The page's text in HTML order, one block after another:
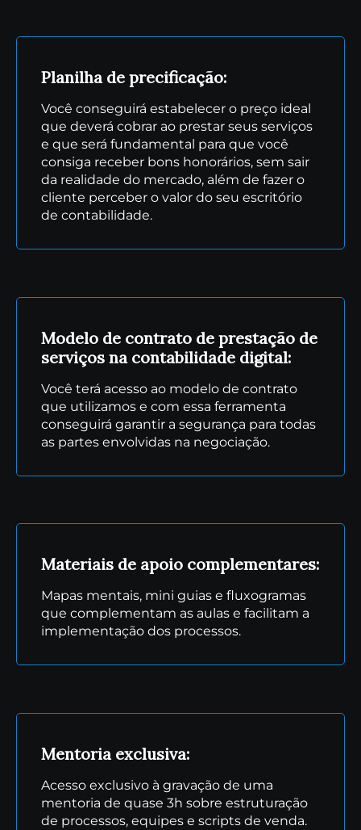
Planilha de precificação:
Você conseguirá estabelecer o preço ideal
que deverá cobrar ao prestar seus serviços
e que será fundamental para que você
consiga receber bons honorários, sem sair
da realidade do mercado, além de fazer o
cliente perceber o valor do seu escritório
de contabilidade.
Modelo de contrato de prestação de
serviços na contabilidade digital:
Você terá acesso ao modelo de contrato
que utilizamos e com essa ferramenta
conseguirá garantir a segurança para todas
as partes envolvidas na negociação.
Materiais de apoio complementares:
Mapas mentais, mini guias e fluxogramas
que complementam as aulas e facilitam a
implementação dos processos.
Mentoria exclusiva:
Acesso exclusivo à gravação de uma
mentoria de quase 3h sobre estruturação
de processos, equipes e scripts de venda.